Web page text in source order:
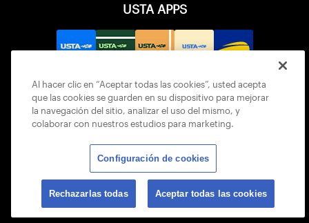
USTA APPS
© 2026 USTA ALL RIGHTS RESERVED
Al hacer clic en “Aceptar todas las cookies”, usted acepta
que las cookies se guarden en su dispositivo para mejorar
la navegación del sitio, analizar el uso del mismo, y
colaborar con nuestros estudios para marketing.
Configuración de cookies
Rechazarlas todas Aceptar todas las cookies